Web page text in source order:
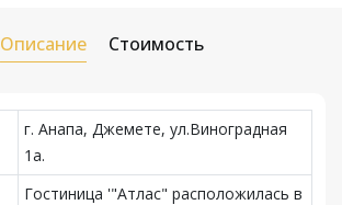
Описание Стоимость
г. Анапа, Джемете, ул.Виноградная
1а.
Гостиница '"Атлас" расположилась в